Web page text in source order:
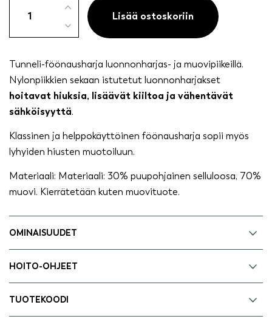
hiusharja
luonnonharjas-
määrä
Lisää ostoskoriin
Tunneli-föönausharja luonnonharjas- ja muovipiikeillä.
Nylonpiikkien sekaan istutetut luonnonharjakset
hoitavat hiuksia, lisäävät kiiltoa ja vähentävät
sähköisyyttä.
Klassinen ja helppokäyttöinen föönausharja sopii myös
lyhyiden hiusten muotoiluun.
Materiaali: Materiaali: 30% puupohjainen selluloosa, 70%
muovi. Kierrätetään kuten muovituote.
OMINAISUUDET
HOITO-OHJEET
TUOTEKOODI